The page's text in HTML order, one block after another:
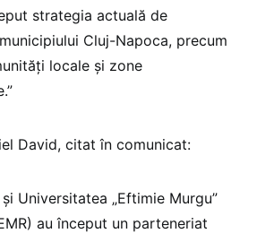
strategia actuală de
Cluj-Napoca, precum
locale și zone
David, citat în comunicat:
și Universitatea „Eftimie Murgu”
au început un parteneriat